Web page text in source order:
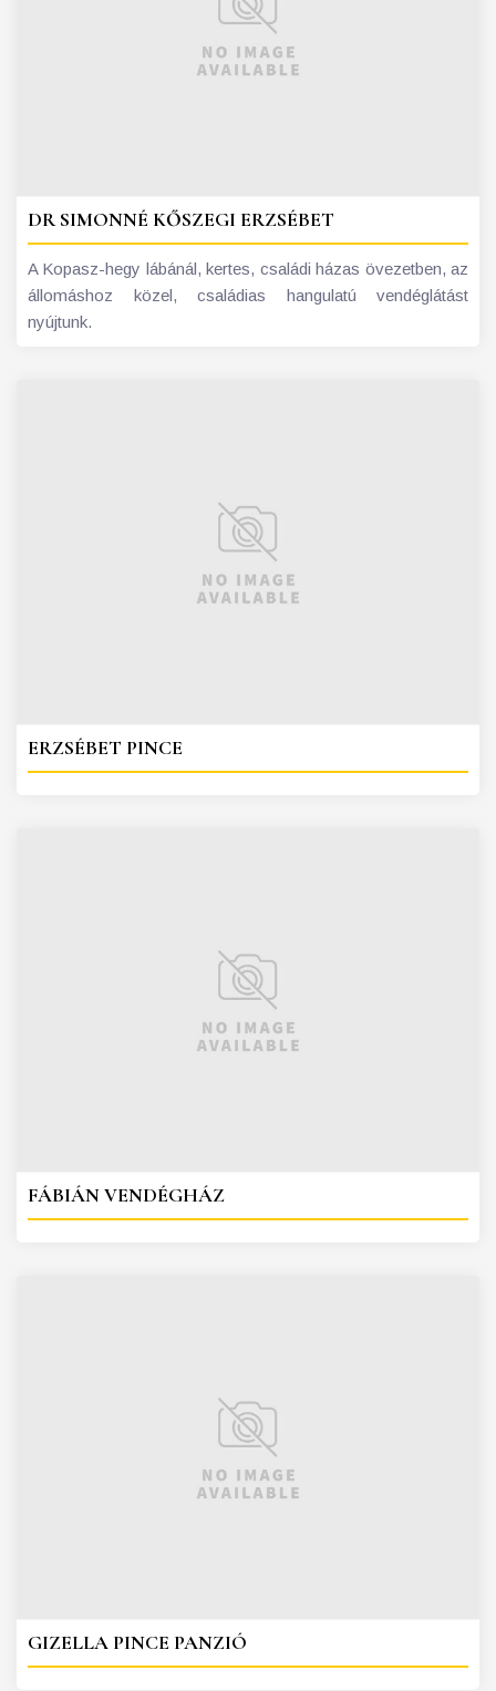
DR SIMONNÉ KŐSZEGI ERZSÉBET
A Kopasz-hegy lábánál, kertes, családi házas övezetben, az
állomáshoz közel, családias hangulatú vendéglátást
nyújtunk.
ERZSÉBET PINCE
FÁBIÁN VENDÉGHÁZ
GIZELLA PINCE PANZIÓ